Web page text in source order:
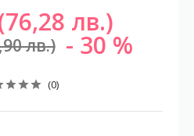
лв.)
лв.) 30
(0)